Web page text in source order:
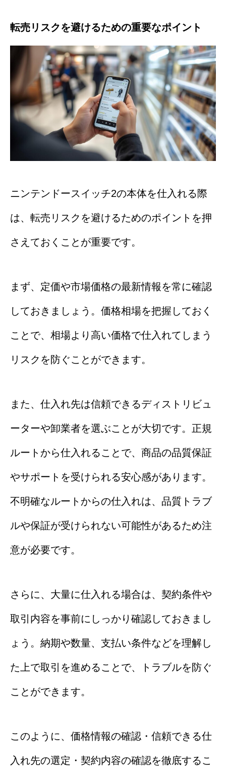
転売リスクを避けるための重要なポイント
ニンテンドースイッチ2の本体を仕入れる際
は、転売リスクを避けるためのポイントを押
さえておくことが重要です。
まず、定価や市場価格の最新情報を常に確認
しておきましょう。価格相場を把握しておく
ことで、相場より高い価格で仕入れてしまう
リスクを防ぐことができます。
また、仕入れ先は信頼できるディストリビュ
ーターや卸業者を選ぶことが大切です。正規
ルートから仕入れることで、商品の品質保証
やサポートを受けられる安心感があります。
不明確なルートからの仕入れは、品質トラブ
ルや保証が受けられない可能性があるため注
意が必要です。
さらに、大量に仕入れる場合は、契約条件や
取引内容を事前にしっかり確認しておきまし
ょう。納期や数量、支払い条件などを理解し
た上で取引を進めることで、トラブルを防ぐ
ことができます。
このように、価格情報の確認・信頼できる仕
入れ先の選定・契約内容の確認を徹底するこ